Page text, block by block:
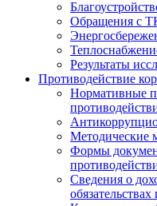
Обращения с
Результаты
Противодействие
Нормативные
Методические
Формы
Сведения о